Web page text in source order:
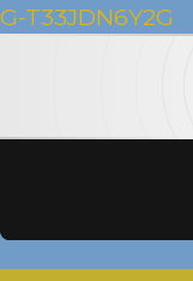
G-T33JDN6Y2G